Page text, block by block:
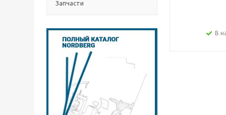
Запчасти
В